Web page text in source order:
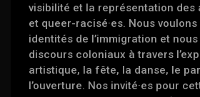
visibilité et la représentation des
et queer-racisé·es. Nous
identités de l’immigration et
discours coloniaux à travers
artistique, la fête, la danse, le
l’ouverture. Nos invité·es pour